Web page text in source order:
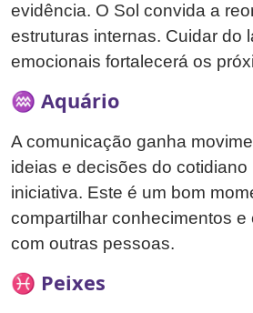
evidência. O Sol convida a
estruturas internas. Cuidar do
emocionais fortalecerá os
♒ Aquário
A comunicação ganha
ideias e decisões do
iniciativa. Este é um bom
compartilhar conhecimentos e
com outras pessoas.
♓ Peixes